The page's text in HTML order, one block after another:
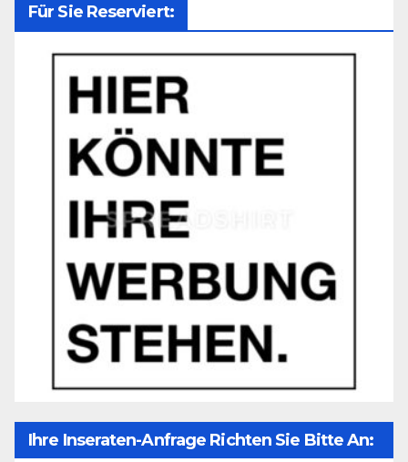
Für Sie Reserviert:
Ihre Inseraten-Anfrage Richten Sie Bitte An: